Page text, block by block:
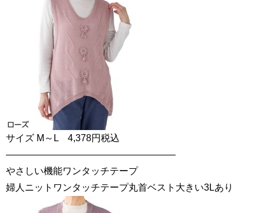
サイズ M～L 4,378円税込
——————————————————
やさしい機能ワンタッチテープ
婦人ニットワンタッチテープ丸首ベスト大きい3Lあり